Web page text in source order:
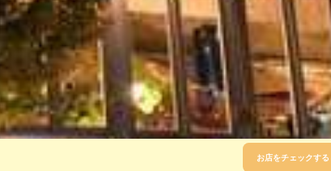
お店をチェックする